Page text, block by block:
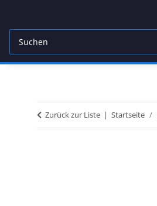
Zurück zur Liste Startseite